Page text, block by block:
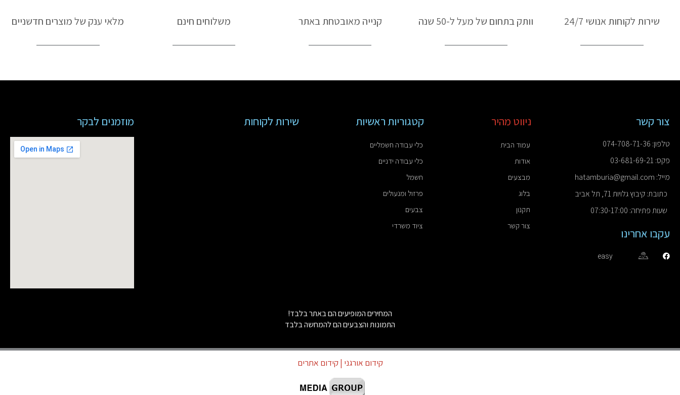
שירות לקוחות אנושי 24/7 וותק בתחום של מעל ל-50 שנה קנייה מאובטחת באתר משלוחים חינם מלאי ענק של מוצרים חדשניים
צור קשר
טלפון: 074-708-71-36
פקס: 03-681-69-21
מייל: hatamburia@gmail.com
כתובת: קיבוץ גלויות 71, תל אביב
שעות פתיחה: 07:30-17:00
עקבו אחרינו
easy
ניווט מהיר
עמוד הבית
אודות
מבצעים
בלוג
תקנון
צור קשר
קטגוריות ראשיות
כלי עבודה חשמליים
כלי עבודה ידניים
חשמל
פרזול ומנעולים
צבעים
ציוד משרדי
שירות לקוחות מוזמנים לבקר
המחירים המופיעים הם באתר בלבד!
התמונות והצבעים הם להמחשה בלבד
קידום אורגני | קידום אתרים